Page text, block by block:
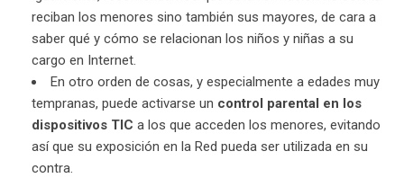
reciban los menores sino también sus mayores, de cara a
saber qué y cómo se relacionan los niños y niñas a su
cargo en Internet.
En otro orden de cosas, y especialmente a edades muy
tempranas, puede activarse un control parental en los
dispositivos TIC a los que acceden los menores, evitando
así que su exposición en la Red pueda ser utilizada en su
contra.